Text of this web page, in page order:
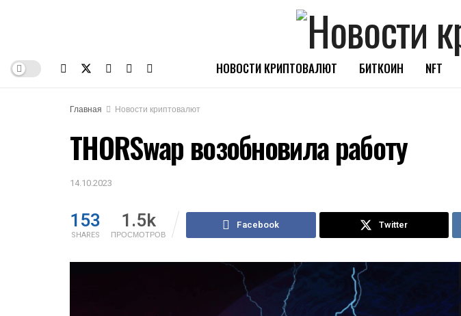
НОВОСТИ КРИПТОВАЛЮТ БИТКОИН NFT
Главная
Новости криптовалют
THORSwap возобновила работу
14.10.2023
153
SHARES
1.5k
ПРОСМОТРОВ
Facebook Twitter